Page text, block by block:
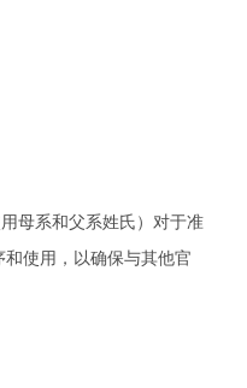
母系和父系姓氏）对于准
使用，以确保与其他官